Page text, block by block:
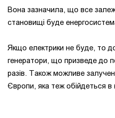
Вона зазначила, що все
становищі буде
Якщо електрики не буде, то
генератори, що призведе до
разів. Також можливе
Європи, яка теж обійдеться в